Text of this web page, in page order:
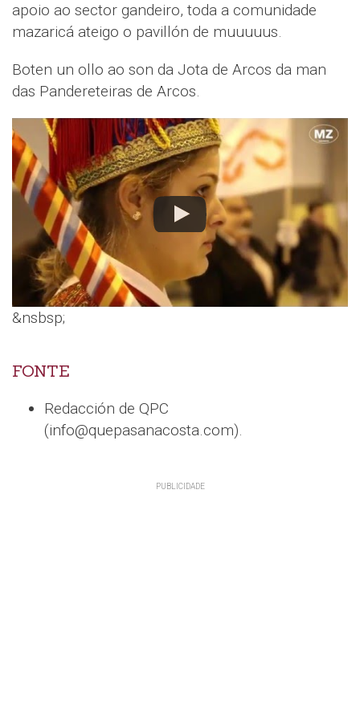
apoio ao sector gandeiro, toda a comunidade
mazaricá ateigo o pavillón de muuuuus.
Boten un ollo ao son da Jota de Arcos da man
das Pandereteiras de Arcos.
&nsbsp;
FONTE
Redacción de QPC
(info@quepasanacosta.com).